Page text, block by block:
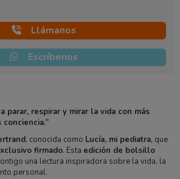
Llámanos
Escríbenos
parar, respirar y mirar la vida con más
conciencia.”
, conocida como Lucía, mi pediatra, que
firmado. Esta edición de bolsillo
una lectura inspiradora sobre la vida, la
personal.